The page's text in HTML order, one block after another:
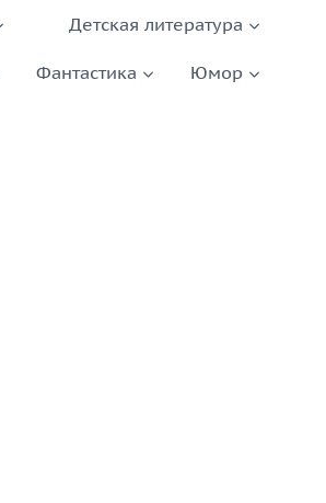
Детская литература
Фантастика Юмор